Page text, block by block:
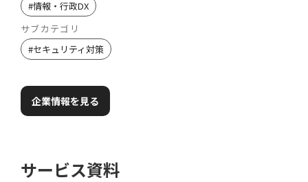
#情報・行政DX
サブカテゴリ
#セキュリティ対策
企業情報を見る
サービス資料